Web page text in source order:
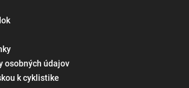
osobných údajov
k cyklistike